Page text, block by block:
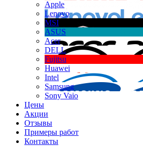
Apple
Lenovo
MSI
ASUS
Acer
DELL
Fujitsu
Huawei
Intel
Samsung
Sony Vaio
Цены
Акции
Отзывы
Примеры работ
Контакты